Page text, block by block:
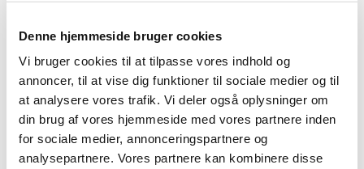
Denne hjemmeside bruger cookies
Vi bruger cookies til at tilpasse vores indhold og
annoncer, til at vise dig funktioner til sociale medier og til
at analysere vores trafik. Vi deler også oplysninger om
din brug af vores hjemmeside med vores partnere inden
for sociale medier, annonceringspartnere og
analysepartnere. Vores partnere kan kombinere disse